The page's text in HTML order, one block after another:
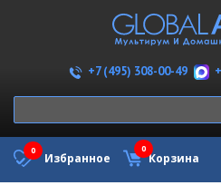
+7 (495) 308-00-49
Избранное
0
Корзина
0